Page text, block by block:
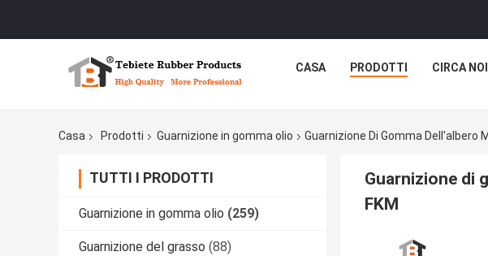
CASA PRODOTTI CIRCA NOI
Casa Prodotti Guarnizione in gomma olio Guarnizione Di Gomma Dell'albero
TUTTI I PRODOTTI
Guarnizione in gomma olio (259)
Guarnizione del grasso (88)
Guarnizione di
FKM